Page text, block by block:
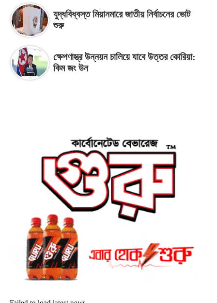
যুদ্ধবিধ্বস্ত মিয়ানমারে জাতীয় নির্বাচনের ভোট
শুরু
ক্ষেপণাস্ত্র উন্নয়ন চালিয়ে যাবে উত্তর কোরিয়া:
কিম জং উন